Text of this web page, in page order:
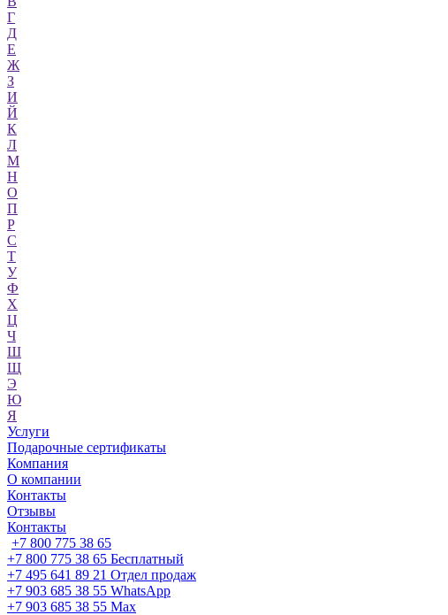
Г
Д
Е
Ж
З
И
Й
К
Л
М
Н
О
П
Р
С
Т
У
Ф
Х
Ц
Ч
Ш
Щ
Э
Ю
Я
Услуги
Подарочные сертификаты
Компания
О компании
Контакты
Отзывы
Контакты
+7 800 775 38 65
+7 800 775 38 65 Бесплатный
+7 495 641 89 21 Отдел продаж
+7 903 685 38 55 WhatsApp
+7 903 685 38 55 Max